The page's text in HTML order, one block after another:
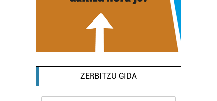
ZERBITZU GIDA